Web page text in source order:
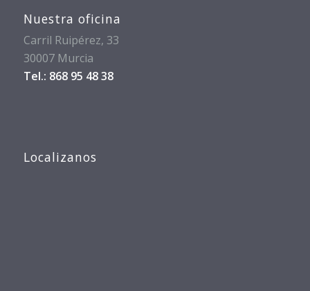
Nuestra oficina
Carril Ruipérez, 33
30007 Murcia
Tel.: 868 95 48 38
Localizanos